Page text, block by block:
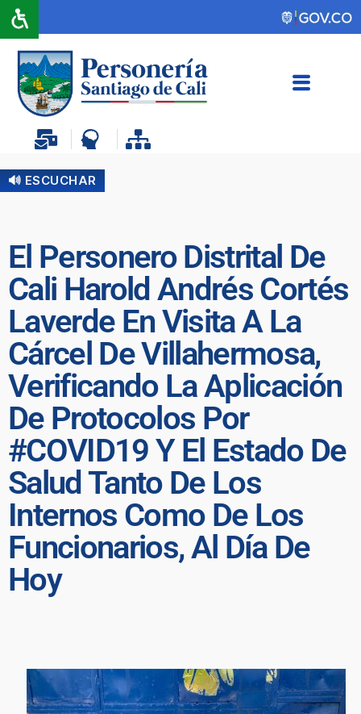
🔊 ESCUCHAR
El Personero Distrital De
Cali Harold Andrés Cortés
Laverde En Visita A La
Cárcel De Villahermosa,
Verificando La Aplicación
De Protocolos Por
#COVID19 Y El Estado De
Salud Tanto De Los
Internos Como De Los
Funcionarios, Al Día De
Hoy